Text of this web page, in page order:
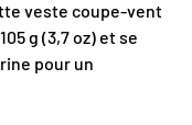
veste coupe-vent
g (3,7 oz) et se
pour un